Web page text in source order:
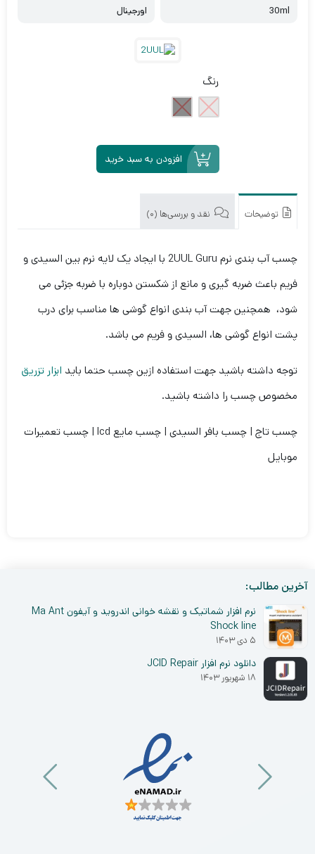
30ml
اورجینال
رنگ
افزودن به سبد خرید
توضیحات نقد و بررسی‌ها (0)
چسب آب بندی نرم 2UUL Guru با ایجاد یک لایه نرم بین السیدی و
فریم باعث ضربه گیری و مانع از شکستن دوباره با ضربه جزئی می
شود، همچنین جهت آب بندی انواع گوشی ها مناسب برای درب
پشت انواع گوشی ها، السیدی و فریم می باشد.
توجه داشته باشید جهت استفاده ازین چسب حتما باید ابزار تزریق
مخصوص چسب را داشته باشید.
چسب تاج | چسب بافر السیدی | چسب مایع lcd | چسب تعمیرات
موبایل
آخرین مطالب:
نرم افزار شماتیک و نقشه خوانی اندروید و آیفون Ma Ant
Shock line
۵ دی ۱۴۰۳
دانلود نرم افزار JCID Repair
۱۸ شهریور ۱۴۰۳